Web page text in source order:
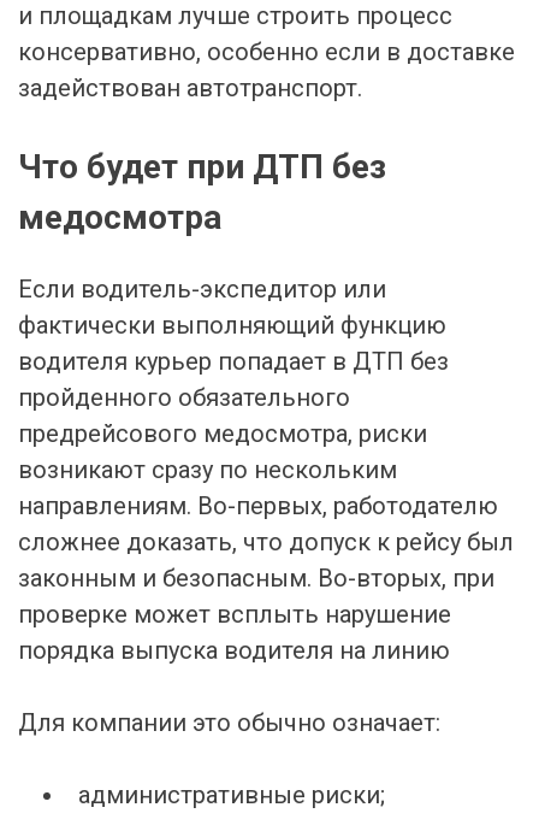
и площадкам лучше строить процесс
консервативно, особенно если в доставке
задействован автотранспорт.
Что будет при ДТП без
медосмотра
Если водитель-экспедитор или
фактически выполняющий функцию
водителя курьер попадает в ДТП без
пройденного обязательного
предрейсового медосмотра, риски
возникают сразу по нескольким
направлениям. Во-первых, работодателю
сложнее доказать, что допуск к рейсу был
законным и безопасным. Во-вторых, при
проверке может всплыть нарушение
порядка выпуска водителя на линию
Для компании это обычно означает:
административные риски;